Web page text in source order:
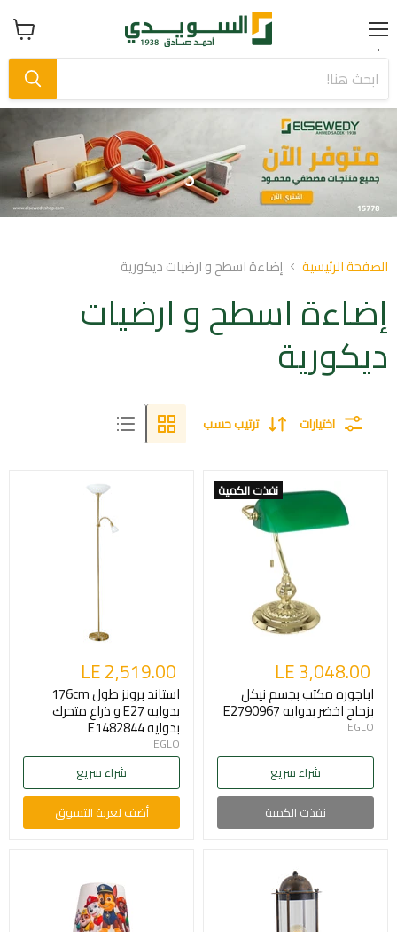
Menu عرض
سلة
Slide
1
Slide
Slide
الصفحة الرئيسية إضاءة اسطح و ارضيات ديكورية
إضاءة اسطح و ارضيات
ديكورية
اختيارات ترتيب حسب
نفذت الكمية
LE 3,048.00
اباجوره مكتب بجسم نيكل
بزجاج اخضر بدوايه E2790967
EGLO
شراء سريع
نفذت الكمية
LE 2,519.00
استاند برونز طول 176cm
بدوايه E27 و ذراع متحرك
بدوايه E1482844
EGLO
شراء سريع
أضف لعربة التسوق